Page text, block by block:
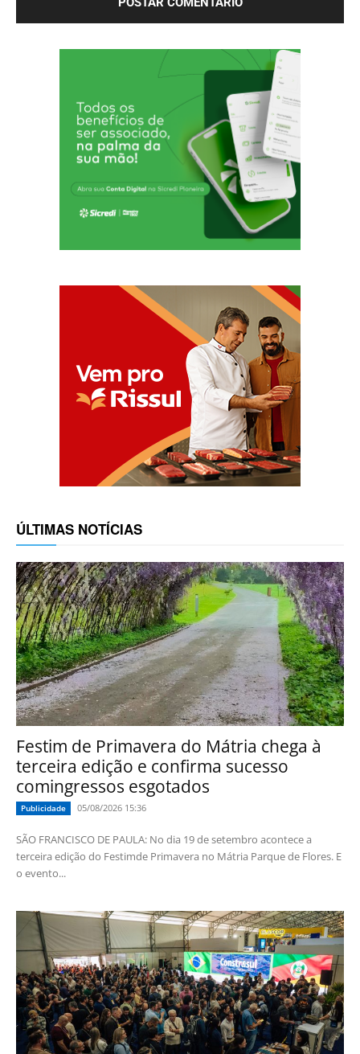
ÚLTIMAS NOTÍCIAS
Festim de Primavera do Mátria chega à
terceira edição e confirma sucesso
comingressos esgotados
Publicidade 05/08/2026 15:36
SÃO FRANCISCO DE PAULA: No dia 19 de setembro acontece a
terceira edição do Festimde Primavera no Mátria Parque de Flores. E
o evento...